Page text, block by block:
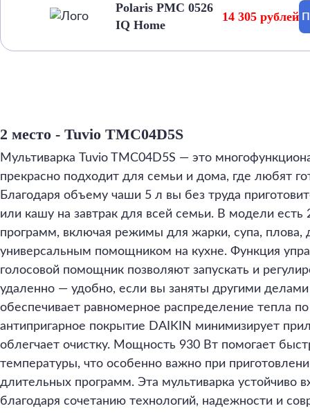
Polaris PMC 0526
IQ Home
14 305 рублей
2 место - Tuvio TMC04D5S
Мультиварка Tuvio TMC04D5S — это
прекрасно подходит для семьи и дома, где любят
Благодаря объему чаши 5 л вы без труда
или кашу на завтрак для всей семьи. В модели есть
программ, включая режимы для жарки, супа, плова,
универсальным помощником на кухне. Функция
голосовой помощник позволяют запускать и
удаленно — удобно, если вы заняты другими
обеспечивает равномерное распределение тепла
антипригарное покрытие DAIKIN минимизирует
облегчает очистку. Мощность 930 Вт помогает
температуры, что особенно важно при
длительных программ. Эта мультиварка устойчиво
благодаря сочетанию технологий, надежности и